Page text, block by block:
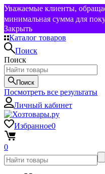
Уважаемые клиенты,
минимальная сумма для
Закрыть
Каталог товаров
Поиск
Поиск
Поиск
Посмотреть все результаты
Личный кабинет
Избранное0
0